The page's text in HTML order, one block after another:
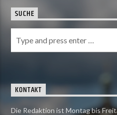
SUCHE
KONTAKT
Die Redaktion ist Montag bis